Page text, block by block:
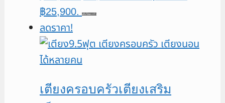
฿25,900.
หยิบใส่ตะกร้า
ลดราคา!
เตียงครอบครัวเตียงเสริม